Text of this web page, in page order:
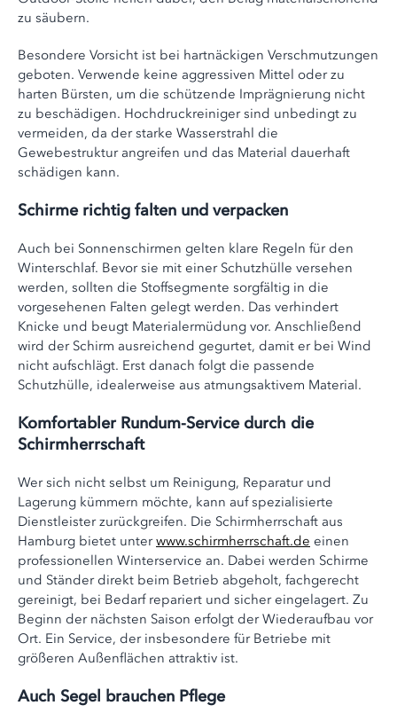
zu säubern.
Besondere Vorsicht ist bei hartnäckigen Verschmutzungen
geboten. Verwende keine aggressiven Mittel oder zu
harten Bürsten, um die schützende Imprägnierung nicht
zu beschädigen. Hochdruckreiniger sind unbedingt zu
vermeiden, da der starke Wasserstrahl die
Gewebestruktur angreifen und das Material dauerhaft
schädigen kann.
Schirme richtig falten und verpacken
Auch bei Sonnenschirmen gelten klare Regeln für den
Winterschlaf. Bevor sie mit einer Schutzhülle versehen
werden, sollten die Stoffsegmente sorgfältig in die
vorgesehenen Falten gelegt werden. Das verhindert
Knicke und beugt Materialermüdung vor. Anschließend
wird der Schirm ausreichend gegurtet, damit er bei Wind
nicht aufschlägt. Erst danach folgt die passende
Schutzhülle, idealerweise aus atmungsaktivem Material.
Komfortabler Rundum-Service durch die
Schirmherrschaft
Wer sich nicht selbst um Reinigung, Reparatur und
Lagerung kümmern möchte, kann auf spezialisierte
Dienstleister zurückgreifen. Die Schirmherrschaft aus
Hamburg bietet unterwww.schirmherrschaft.de einen
professionellen Winterservice an. Dabei werden Schirme
und Ständer direkt beim Betrieb abgeholt, fachgerecht
gereinigt, bei Bedarf repariert und sicher eingelagert. Zu
Beginn der nächsten Saison erfolgt der Wiederaufbau vor
Ort. Ein Service, der insbesondere für Betriebe mit
größeren Außenflächen attraktiv ist.
Auch Segel brauchen Pflege